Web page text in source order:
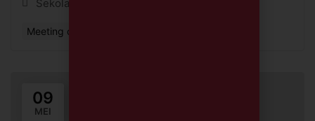
Sekolah TIRTAMARTA BPK PENABUR
Meeting or Networking Event
09
MEI